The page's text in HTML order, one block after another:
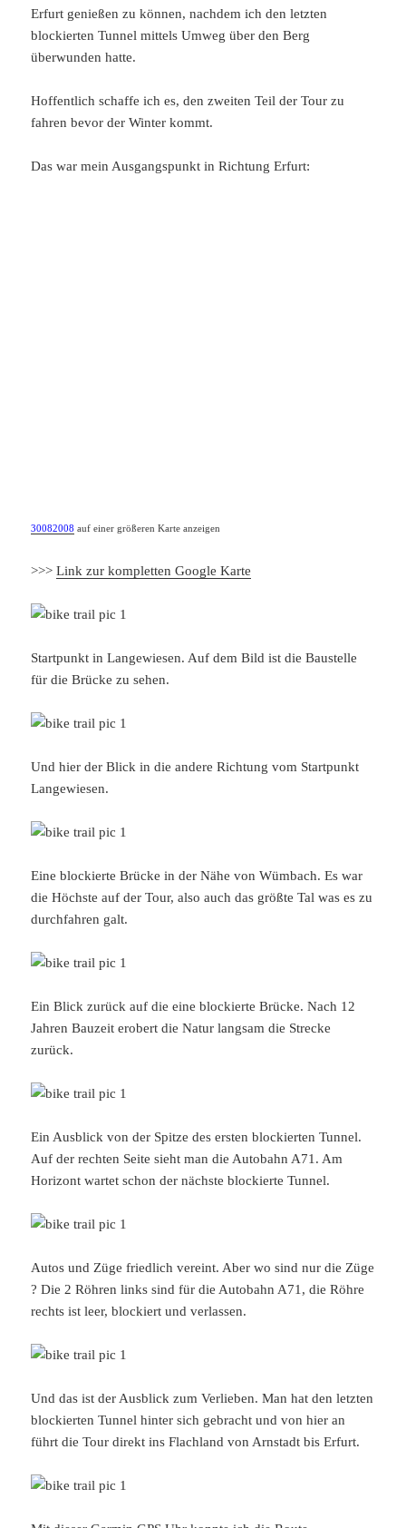
Erfurt genießen zu können, nachdem ich den letzten
blockierten Tunnel mittels Umweg über den Berg
überwunden hatte.
Hoffentlich schaffe ich es, den zweiten Teil der Tour zu
fahren bevor der Winter kommt.
Das war mein Ausgangspunkt in Richtung Erfurt:
30082008 auf einer größeren Karte anzeigen
>>>Link zur kompletten Google Karte
Startpunkt in Langewiesen. Auf dem Bild ist die Baustelle
für die Brücke zu sehen.
Und hier der Blick in die andere Richtung vom Startpunkt
Langewiesen.
Eine blockierte Brücke in der Nähe von Wümbach. Es war
die Höchste auf der Tour, also auch das größte Tal was es zu
durchfahren galt.
Ein Blick zurück auf die eine blockierte Brücke. Nach 12
Jahren Bauzeit erobert die Natur langsam die Strecke
zurück.
Ein Ausblick von der Spitze des ersten blockierten Tunnel.
Auf der rechten Seite sieht man die Autobahn A71. Am
Horizont wartet schon der nächste blockierte Tunnel.
Autos und Züge friedlich vereint. Aber wo sind nur die Züge
? Die 2 Röhren links sind für die Autobahn A71, die Röhre
rechts ist leer, blockiert und verlassen.
Und das ist der Ausblick zum Verlieben. Man hat den letzten
blockierten Tunnel hinter sich gebracht und von hier an
führt die Tour direkt ins Flachland von Arnstadt bis Erfurt.